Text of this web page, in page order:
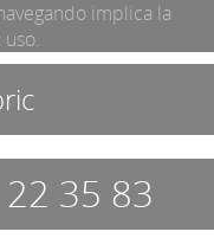
implica la
35 83